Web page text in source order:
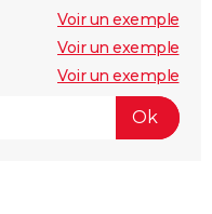
Voir un exemple
Voir un exemple
Voir un exemple